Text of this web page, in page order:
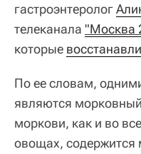
гастроэнтеролог
телеканала "Москва
которые
По ее словам,
являются
моркови, как и во
овощах, содержится